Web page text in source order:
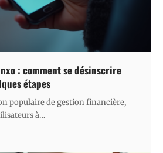
: comment se désinscrire
étapes
populaire de gestion financière,
à…